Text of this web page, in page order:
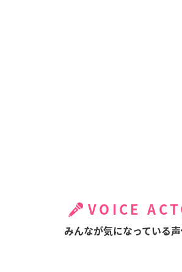
VOICE
みんなが気になっている